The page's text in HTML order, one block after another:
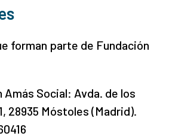
forman parte de Fundación
Amás Social: Avda. de los
28935 Móstoles (Madrid).